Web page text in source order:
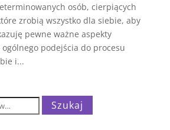
osób, cierpiących
zrobią wszystko dla siebie, aby
pewne ważne aspekty
podejścia do procesu
i...
Szukaj